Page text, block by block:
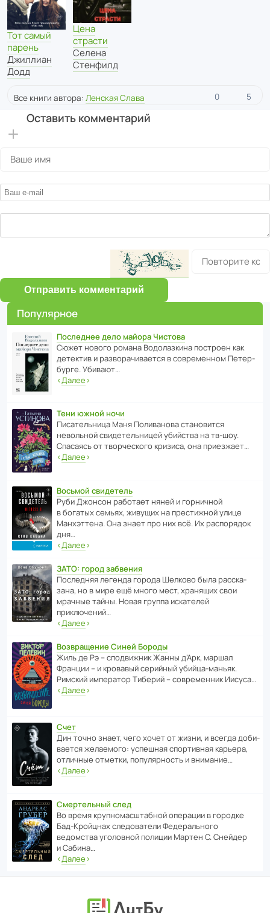
Тот самый
парень
Джиллиан
Додд
Цена
страсти
Селена
Стенфилд
Все книги автора: Ленская Слава 0 5
Оставить комментарий
Отправить комментарий
Популярное
Последнее дело майора Чистова
Сюжет нового романа Водо­ла­з­кина пост­роен как
дете­ктив и разво­ра­чи­ва­ется в совре­менном Пете­р­
бурге. Убивают…
‹Далее›
Тени южной ночи
Писа­тель­ница Маня Поли­ва­нова стано­вится
невольной свиде­тель­ницей убийства на тв-шоу.
Спасаясь от твор­че­с­кого кризиса, она приезжает…
‹Далее›
Восьмой свидетель
Руби Джонсон рабо­тает няней и горни­чной
в богатых семьях, живущих на прес­ти­жной улице
Манх­эт­тена. Она знает про них всё. Их распо­рядок
дня…
‹Далее›
ЗАТО: город забвения
После­дняя легенда города Шелково была расска­
зана, но в мире ещё много мест, хранящих свои
мрачные тайны. Новая группа иска­телей
приключений…
‹Далее›
Возвращение Синей Бороды
Жиль де Рэ – спод­ви­жник Жанны д’Арк, маршал
Франции – и кровавый серийный убийца-маньяк.
Римский импе­ратор Тиберий – совре­менник Иисуса…
‹Далее›
Счет
Дин точно знает, чего хочет от жизни, и всегда доби­
ва­ется жела­е­мого: успе­шная спор­ти­вная карьера,
отли­чные отметки, попу­ля­р­ность и внимание…
‹Далее›
Смертельный след
Во время круп­но­мас­ш­та­бной операции в городке
Бад‑Крой­цнах следо­ва­тели Феде­раль­ного
ведомства уголо­вной полиции Мартен С. Снейдер
и Сабина…
‹Далее›